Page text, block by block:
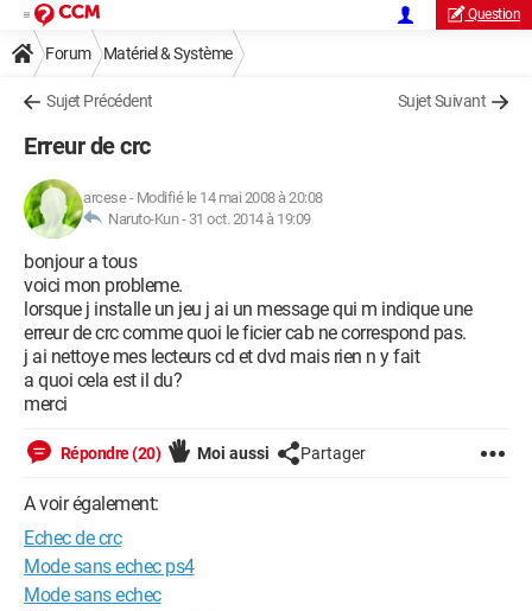
Question
Forum Matériel & Système
Sujet Précédent Sujet Suivant
Erreur de crc
arcese- Modifié le 14 mai 2008 à 20:08
Naruto-Kun - 31 oct. 2014 à 19:09
bonjour a tous
voici mon probleme.
lorsque j installe un jeu j ai un message qui m indique une
erreur de crc comme quoi le ficier cab ne correspond pas.
j ai nettoye mes lecteurs cd et dvd mais rien n y fait
a quoi cela est il du?
merci
Répondre (20) Moi aussi Partager
A voir également:
Echec de crc
Mode sans echec ps4
Mode sans echec